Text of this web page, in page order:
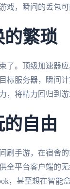
戏，瞬间的丢包可
的繁琐
了。顶级加速器
标服务器，瞬间
，将精力回归到游
自由
刷手游，在宿舍
全平台客户端的
，甚至想在智能